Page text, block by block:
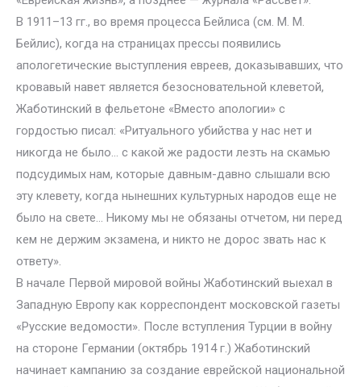
В 1911–13 гг., во время процесса Бейлиса (см. М. М.
Бейлис), когда на страницах прессы появились
апологетические выступления евреев, доказывавших, что
кровавый навет является безосновательной клеветой,
Жаботинский в фельетоне «Вместо апологии» с
гордостью писал: «Ритуального убийства у нас нет и
никогда не было… с какой же радости лезть на скамью
подсудимых нам, которые давным-давно слышали всю
эту клевету, когда нынешних культурных народов еще не
было на свете… Никому мы не обязаны отчетом, ни перед
кем не держим экзамена, и никто не дорос звать нас к
ответу».
В начале Первой мировой войны Жаботинский выехал в
Западную Европу как корреспондент московской газеты
«Русские ведомости». После вступления Турции в войну
на стороне Германии (октябрь 1914 г.) Жаботинский
начинает кампанию за создание еврейской национальной